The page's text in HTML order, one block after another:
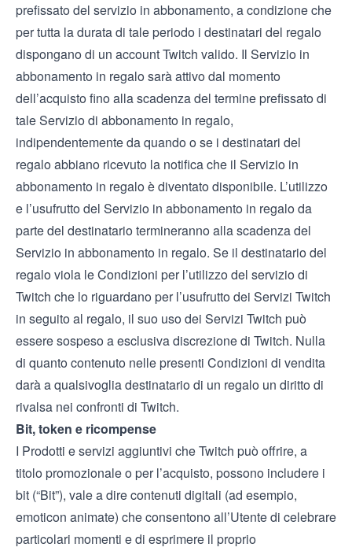
prefissato del servizio in abbonamento, a condizione che
per tutta la durata di tale periodo i destinatari del regalo
dispongano di un account Twitch valido. Il Servizio in
abbonamento in regalo sarà attivo dal momento
dell’acquisto fino alla scadenza del termine prefissato di
tale Servizio di abbonamento in regalo,
indipendentemente da quando o se i destinatari del
regalo abbiano ricevuto la notifica che il Servizio in
abbonamento in regalo è diventato disponibile. L’utilizzo
e l’usufrutto del Servizio in abbonamento in regalo da
parte del destinatario termineranno alla scadenza del
Servizio in abbonamento in regalo. Se il destinatario del
regalo viola leCondizioni per l’utilizzo del serviziodi
Twitch che lo riguardano per l’usufrutto dei Servizi Twitch
in seguito al regalo, il suo uso dei Servizi Twitch può
essere sospeso a esclusiva discrezione di Twitch. Nulla
di quanto contenuto nelle presenti Condizioni di vendita
darà a qualsivoglia destinatario di un regalo un diritto di
rivalsa nei confronti di Twitch.
Bit, token e ricompense
I Prodotti e servizi aggiuntivi che Twitch può offrire, a
titolo promozionale o per l’acquisto, possono includere i
bit (“Bit”), vale a dire contenuti digitali (ad esempio,
emoticon animate) che consentono all’Utente di celebrare
particolari momenti e di esprimere il proprio